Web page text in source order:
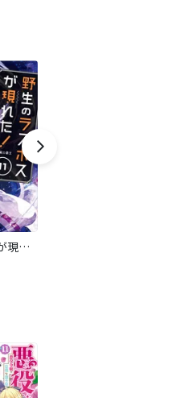
野生のラスボスが現れた！ 黒翼の覇王